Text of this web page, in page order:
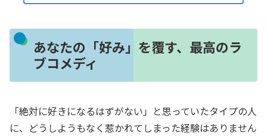
あなたの「好み」を覆す、最高のラ
ブコメディ
「絶対に好きになるはずがない」と思っていたタイプの人
に、どうしようもなく惹かれてしまった経験はありません